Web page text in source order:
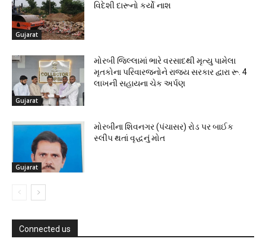
Gujarat
વિદેશી દારૂનો કર્યો નાશ
Gujarat
મોરબી જિલ્લામાં ભારે વરસાદથી મૃત્યુ પામેલા
મૃતકોના પરિવારજનોને રાજ્ય સરકાર દ્વારા રૂ. 4
લાખની સહાયના ચેક અર્પણ
Gujarat
મોરબીના શિવનગર (પંચાસર) રોડ પર બાઈક
સ્લીપ થતાં વૃદ્ધનું મોત
Connected us